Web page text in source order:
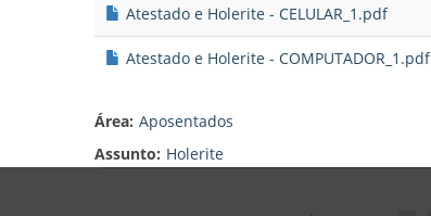
Atestado e Holerite - CELULAR_1.pdf
Atestado e Holerite - COMPUTADOR_1.pdf
Área: Aposentados
Assunto: Holerite